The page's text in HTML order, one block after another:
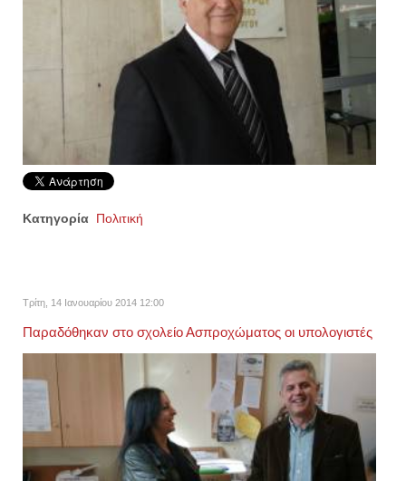
Κατηγορία Πολιτική
Τρίτη, 14 Ιανουαρίου 2014 12:00
Παραδόθηκαν στο σχολείο Ασπροχώματος οι υπολογιστές